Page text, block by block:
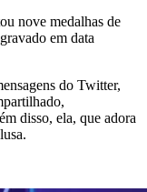
nove medalhas de
em data
do Twitter,
disso, ela, que adora